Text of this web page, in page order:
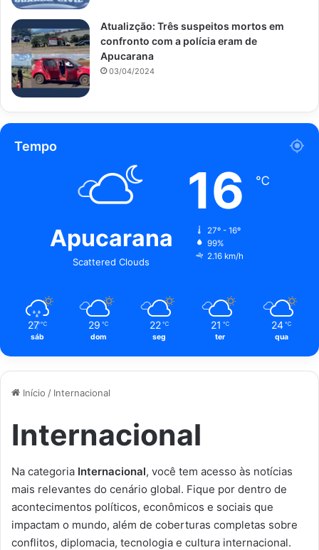
Início / Internacional
Internacional
Na categoria Internacional, você tem acesso às notícias
mais relevantes do cenário global. Fique por dentro de
acontecimentos políticos, econômicos e sociais que
impactam o mundo, além de coberturas completas sobre
conflitos, diplomacia, tecnologia e cultura internacional.
Atualizção: Três suspeitos mortos em
confronto com a polícia eram de
Apucarana
03/04/2024
Tempo
Apucarana
Scattered Clouds
16 ℃
27º - 16º
99%
2.16 km/h
27 ℃
sáb
29 ℃
dom
22 ℃
seg
21 ℃
ter
24 ℃
qua